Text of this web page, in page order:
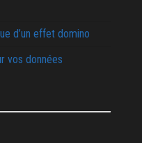
d’un effet domino
vos données